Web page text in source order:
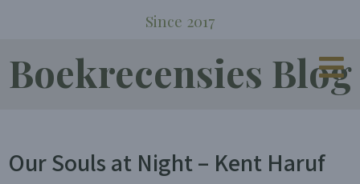
Since 2017
Boekrecensies Blog
Our Souls at Night – Kent Haruf